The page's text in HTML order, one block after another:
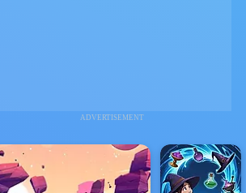
ADVERTISEMENT